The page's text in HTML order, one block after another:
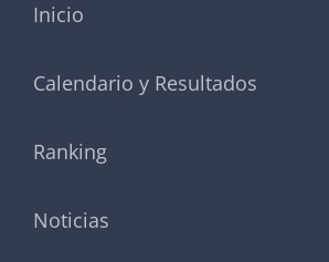
Inicio
Calendario y Resultados
Ranking
Noticias